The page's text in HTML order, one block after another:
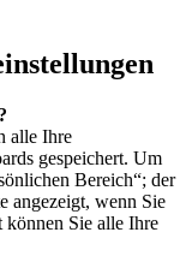
alle Ihre
gespeichert. Um
Bereich“; der
angezeigt, wenn Sie
Sie alle Ihre